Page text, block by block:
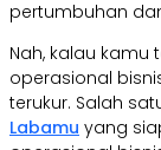
pertumbuhan
Nah, kalau kamu
operasional
terukur. Salah
Labamu yang